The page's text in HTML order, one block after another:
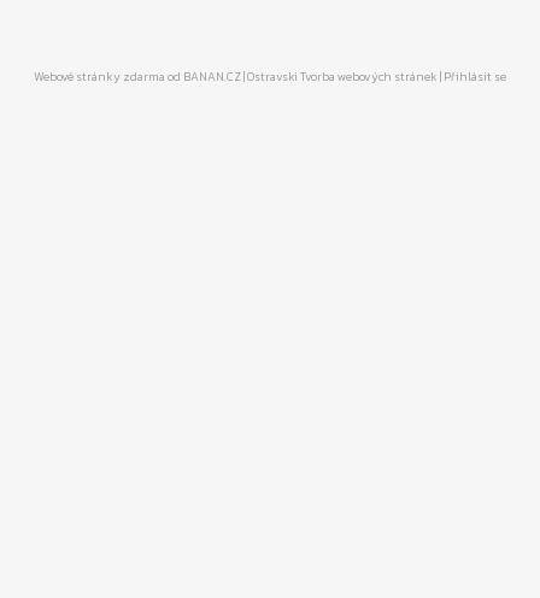
Webové stránky zdarma od BANAN.CZ|Ostravski Tvorba webových stránek | Přihlásit se